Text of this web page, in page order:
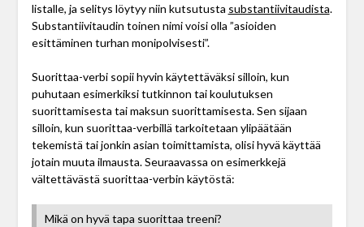
listalle, ja selitys löytyy niin kutsutusta substantiivitaudista.
Substantiivitaudin toinen nimi voisi olla ”asioiden
esittäminen turhan monipolvisesti”.
Suorittaa-verbi sopii hyvin käytettäväksi silloin, kun
puhutaan esimerkiksi tutkinnon tai koulutuksen
suorittamisesta tai maksun suorittamisesta. Sen sijaan
silloin, kun suorittaa-verbillä tarkoitetaan ylipäätään
tekemistä tai jonkin asian toimittamista, olisi hyvä käyttää
jotain muuta ilmausta. Seuraavassa on esimerkkejä
vältettävästä suorittaa-verbin käytöstä:
Mikä on hyvä tapa suorittaa treeni?